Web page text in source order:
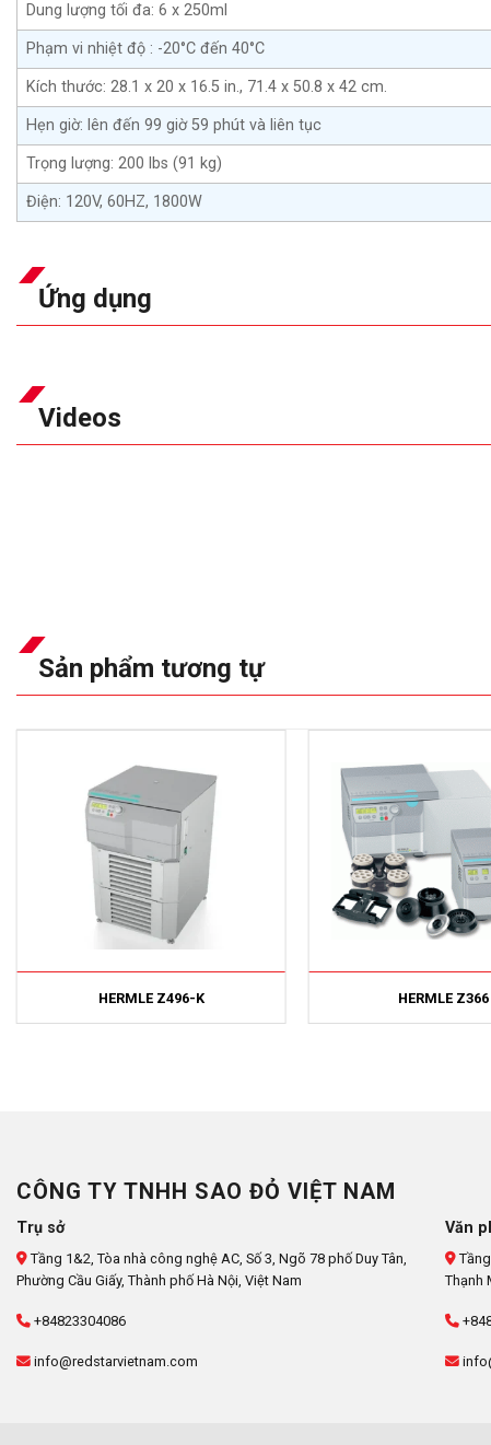
Dung lượng tối đa: 6 x 250ml
Phạm vi nhiệt độ : -20°C đến 40°C
Kích thước: 28.1 x 20 x 16.5 in., 71.4 x 50.8 x 42 cm.
Hẹn giờ: lên đến 99 giờ 59 phút và liên tục
Trọng lượng: 200 lbs (91 kg)
Điện: 120V, 60HZ, 1800W
Ứng dụng
Videos
Sản phẩm tương tự
HERMLE Z496-K HERMLE Z366
CÔNG TY TNHH SAO ĐỎ VIỆT NAM
Trụ sở
Tầng 1&2, Tòa nhà công nghệ AC, Số 3, Ngõ 78 phố Duy Tân,
Phường Cầu Giấy, Thành phố Hà Nội, Việt Nam
+84823304086
info@redstarvietnam.com
Văn
Thạnh